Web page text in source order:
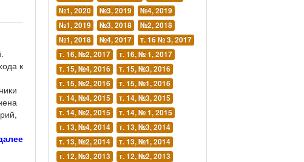
к
№1, 2020
№3, 2019
№4, 2019
№1, 2019
№3, 2018
№2, 2018
№1, 2018
№4, 2017
т. 16 № 3, 2017
т. 16, №2, 2017
т. 16, № 1, 2017
т. 15, №4, 2016
т. 15, №3, 2016
т. 15, №2, 2016
т. 15, №1, 2016
т. 14, №4, 2015
т. 14, №3, 2015
т. 14, №2, 2015
т. 14, № 1, 2015
т. 13, №4, 2014
т. 13, №3, 2014
т. 13, №2, 2014
т. 13, №1, 2014
т. 12, №3, 2013
т. 12, №2, 2013